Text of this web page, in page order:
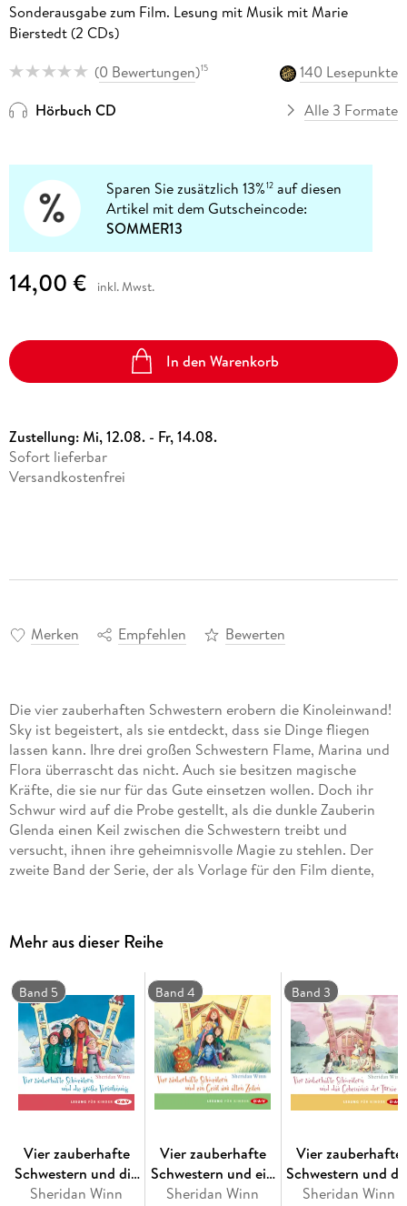
Sonderausgabe zum Film. Lesung mit Musik mit Marie
Bierstedt (2 CDs)
(0 Bewertungen)15
140 Lesepunkte
Hörbuch CD
Alle 3 Formate
Sparen Sie zusätzlich 13%12 auf diesen
Artikel mit dem Gutscheincode:
SOMMER13
14,00 € inkl. Mwst.
In den Warenkorb
Zustellung:Mi, 12.08. - Fr, 14.08.
Sofort lieferbar
Versandkostenfrei
Merken Empfehlen Bewerten
Die vier zauberhaften Schwestern erobern die Kinoleinwand!
Sky ist begeistert, als sie entdeckt, dass sie Dinge fliegen
lassen kann. Ihre drei großen Schwestern Flame, Marina und
Flora überrascht das nicht. Auch sie besitzen magische
Kräfte, die sie nur für das Gute einsetzen wollen. Doch ihr
Schwur wird auf die Probe gestellt, als die dunkle Zauberin
Glenda einen Keil zwischen die Schwestern treibt und
versucht, ihnen ihre geheimnisvolle Magie zu stehlen. Der
zweite Band der Serie, der als Vorlage für den Film diente,
Mehr aus dieser Reihe
Band 5
Vier zauberhafte
Schwestern und die
große Versöhnung,2
Sheridan Winn
Band 4
Vier zauberhafte
Schwestern und ein
Geist aus alten
Sheridan Winn
Band 3
Vier zauberhafte
Schwestern und
Geheimnis der
Sheridan Winn